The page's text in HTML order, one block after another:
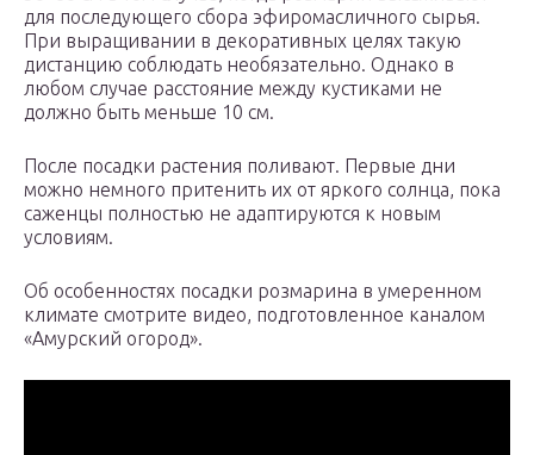
для последующего сбора эфиромасличного сырья.
При выращивании в декоративных целях такую
дистанцию соблюдать необязательно. Однако в
любом случае расстояние между кустиками не
должно быть меньше 10 см.
После посадки растения поливают. Первые дни
можно немного притенить их от яркого солнца, пока
саженцы полностью не адаптируются к новым
условиям.
Об особенностях посадки розмарина в умеренном
климате смотрите видео, подготовленное каналом
«Амурский огород».